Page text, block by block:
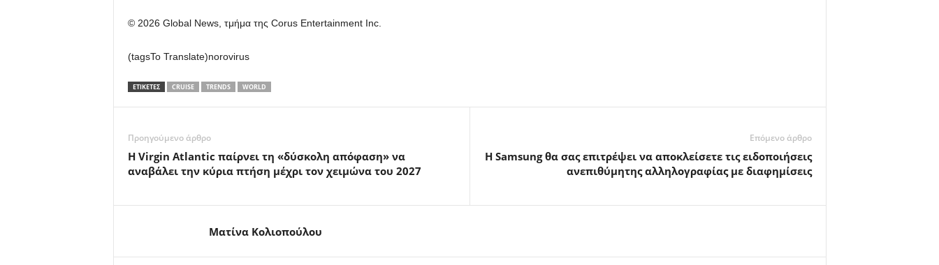
© 2026 Global News, τμήμα της Corus Entertainment Inc.
(tagsTo Translate)norovirus
ΕΤΙΚΕΤΕΣ CRUISE TRENDS WORLD
Προηγούμενο άρθρο
Η Virgin Atlantic παίρνει τη «δύσκολη απόφαση» να
αναβάλει την κύρια πτήση μέχρι τον χειμώνα του 2027
Επόμενο άρθρο
Η Samsung θα σας επιτρέψει να αποκλείσετε τις ειδοποιήσεις
ανεπιθύμητης αλληλογραφίας με διαφημίσεις
Ματίνα Κολιοπούλου